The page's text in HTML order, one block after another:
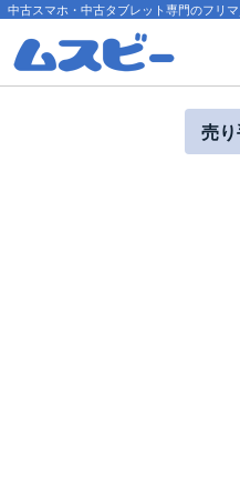
中古スマホ・中古タブレット専門のフリ
売り